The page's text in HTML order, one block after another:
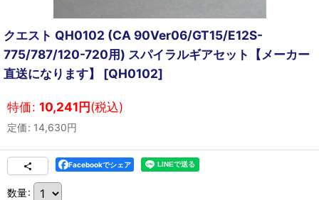
クエスト QH0102 (CA 90Ver06/GT15/E12S-
775/787/120-720用) スパイラルギアセット【メーカー
直送になります】 [QH0102]
特価: 10,241円(税込)
定価: 14,630円
Facebookでシェア
数量: